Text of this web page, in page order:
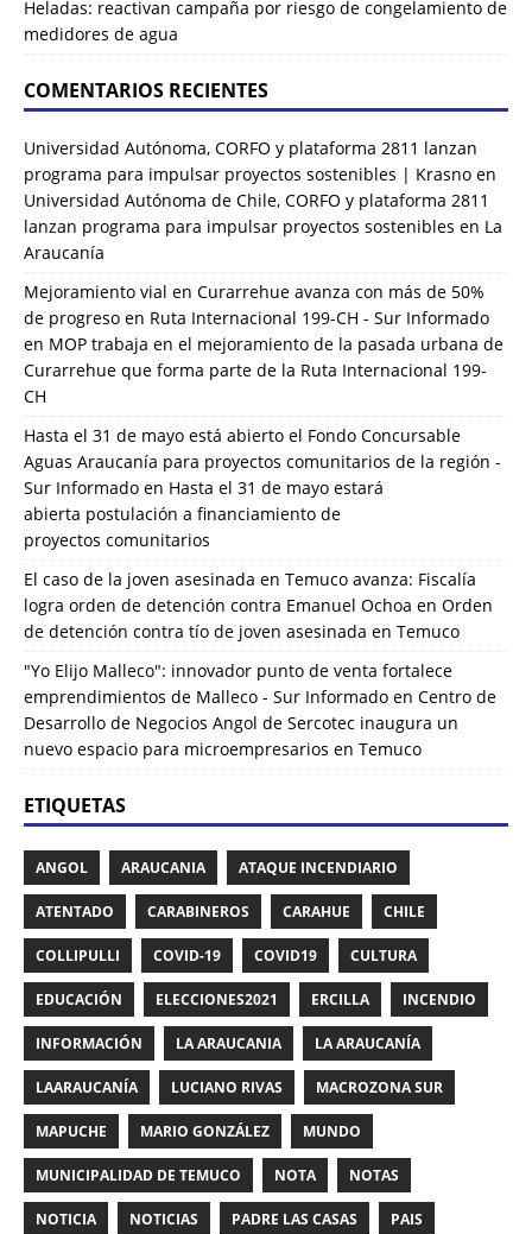
Heladas: reactivan campaña por riesgo de congelamiento de
medidores de agua
COMENTARIOS RECIENTES
Universidad Autónoma, CORFO y plataforma 2811 lanzan
programa para impulsar proyectos sostenibles | Krasno en
Universidad Autónoma de Chile, CORFO y plataforma 2811
lanzan programa para impulsar proyectos sostenibles en La
Araucanía
Mejoramiento vial en Curarrehue avanza con más de 50%
de progreso en Ruta Internacional 199-CH - Sur Informado
en MOP trabaja en el mejoramiento de la pasada urbana de
Curarrehue que forma parte de la Ruta Internacional 199-
CH
Hasta el 31 de mayo está abierto el Fondo Concursable
Aguas Araucanía para proyectos comunitarios de la región -
Sur Informado en Hasta el 31 de mayo estará
abierta postulación a financiamiento de
proyectos comunitarios
El caso de la joven asesinada en Temuco avanza: Fiscalía
logra orden de detención contra Emanuel Ochoa en Orden
de detención contra tío de joven asesinada en Temuco
"Yo Elijo Malleco": innovador punto de venta fortalece
emprendimientos de Malleco - Sur Informado en Centro de
Desarrollo de Negocios Angol de Sercotec inaugura un
nuevo espacio para microempresarios en Temuco
ETIQUETAS
ANGOL ARAUCANIA ATAQUE INCENDIARIO
ATENTADO CARABINEROS CARAHUE CHILE
COLLIPULLI COVID-19 COVID19 CULTURA
EDUCACIÓN ELECCIONES2021 ERCILLA INCENDIO
INFORMACIÓN LA ARAUCANIA LA ARAUCANÍA
LAARAUCANÍA LUCIANO RIVAS MACROZONA SUR
MAPUCHE MARIO GONZÁLEZ MUNDO
MUNICIPALIDAD DE TEMUCO NOTA NOTAS
NOTICIA NOTICIAS PADRE LAS CASAS PAIS